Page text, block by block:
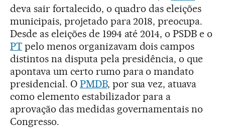
deva sair fortalecido, o quadro das eleições
municipais, projetado para 2018, preocupa.
Desde as eleições de 1994 até 2014, o PSDB e o
PTpelo menos organizavam dois campos
distintos na disputa pela presidência, o que
apontava um certo rumo para o mandato
presidencial. O PMDB, por sua vez, atuava
como elemento estabilizador para a
aprovação das medidas governamentais no
Congresso.